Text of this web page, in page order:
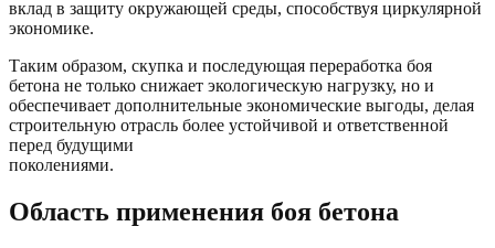
вклад в защиту окружающей среды, способствуя циркулярной
экономике.
Таким образом, скупка и последующая переработка боя
бетона не только снижает экологическую нагрузку, но и
обеспечивает дополнительные экономические выгоды, делая
строительную отрасль более устойчивой и ответственной
перед будущими
поколениями.
Область применения боя бетона